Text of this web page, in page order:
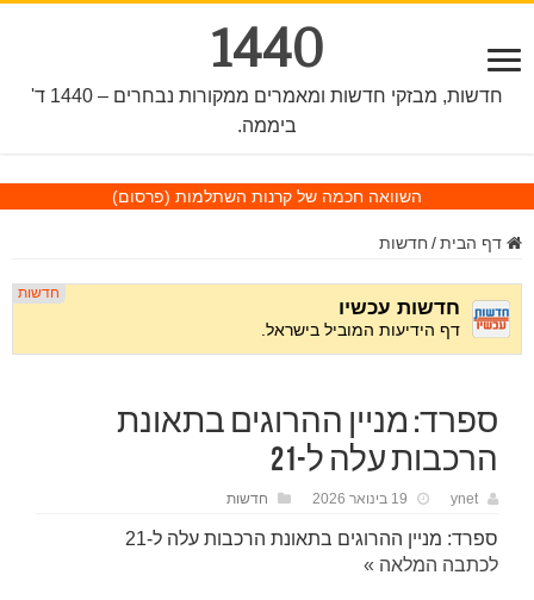
1440
חדשות, מבזקי חדשות ומאמרים ממקורות נבחרים – 1440 ד'
ביממה.
השוואה חכמה של קרנות השתלמות (פרסום)
דף הבית / חדשות
ספרד: מניין ההרוגים בתאונת
הרכבות עלה ל-21
ynet 19 בינואר 2026 חדשות
ספרד: מניין ההרוגים בתאונת הרכבות עלה ל-21
לכתבה המלאה »